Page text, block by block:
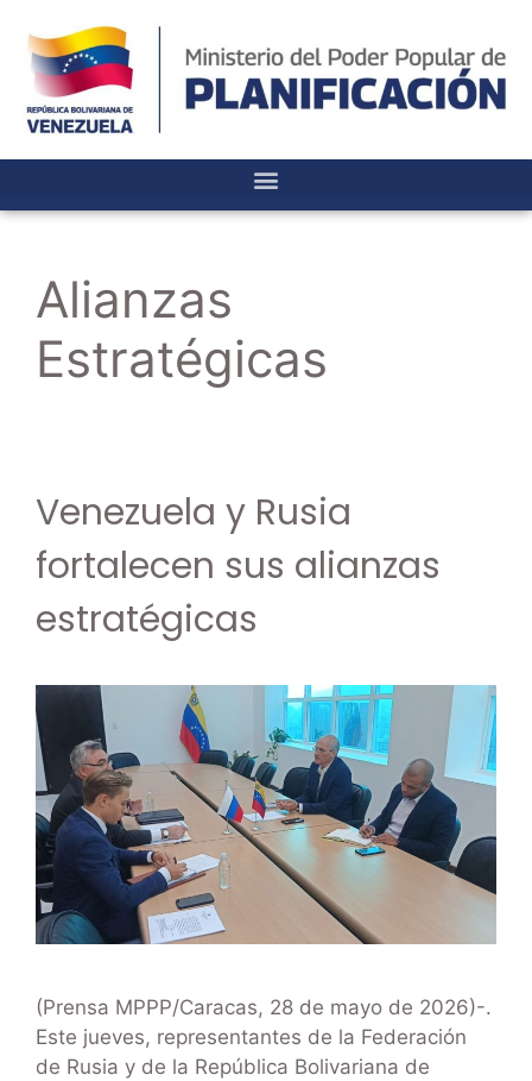
Alianzas
Estratégicas
Venezuela y Rusia
fortalecen sus alianzas
estratégicas
(Prensa MPPP/Caracas, 28 de mayo de 2026)-.
Este jueves, representantes de la Federación
de Rusia y de la República Bolivariana de